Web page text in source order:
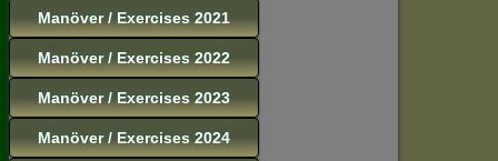
Manöver / Exercises 2021
Manöver / Exercises 2022
Manöver / Exercises 2023
Manöver / Exercises 2024